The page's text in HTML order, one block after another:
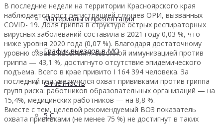
Материалы и презентации
График выездов в МО
Отчетность
5 С
В последние недели на территории Красноярского края
наблюдается рост регистрацией случаев ОРИ, вызванных
СОVID- 19. Доля гриппа в структуре острых респираторных
вирусных заболеваний составила в 2021 году 0,03 %, что
ниже уровня 2020 года (0,07 %). Благодаря достаточному
уровню охвата населения сезонной иммунизацией против
гриппа — 43,1 %, достигнуто отсутствие эпидемического
подъема. Всего в крае привито I 164 394 человека. За
последний год увеличился охват прививками против гриппа
групп риска: работников образовательных организаций — на
15,4%, медицинских работников — на 8,8 %.
Вместе с тем, целевой рекомендуемый ВОЗ показатель
охвата прививками (не менее 75 %) не достигнут в таких